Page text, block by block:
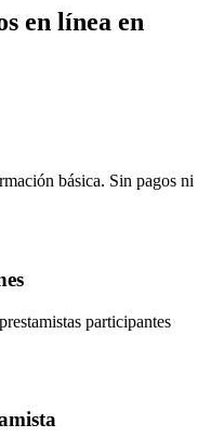
en línea en
básica. Sin pagos ni
participantes